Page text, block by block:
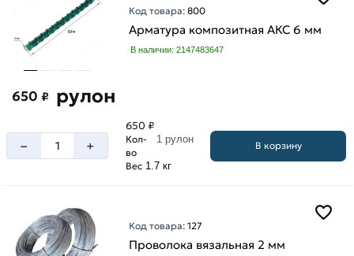
А500С
Код товара:800
Арматура композитная АКС 6 мм
В наличии: 2147483647
650 ₽ рулон
– +
650 ₽
Кол-
во
1 рулон
Вес 1.7 кг
В корзину
Код товара:127
Проволока вязальная 2 мм